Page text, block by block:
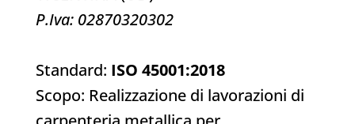
P.Iva: 02870320302
Standard: ISO 45001:2018
Scopo: Realizzazione di lavorazioni di